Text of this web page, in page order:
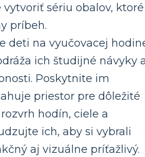
sériu obalov, ktoré
príbeh.
deti na vyučovacej
ich študijné návyky
Poskytnite im
priestor pre dôležité
hodín, ciele a
ich, aby si vybrali
aj vizuálne príťažlivý.